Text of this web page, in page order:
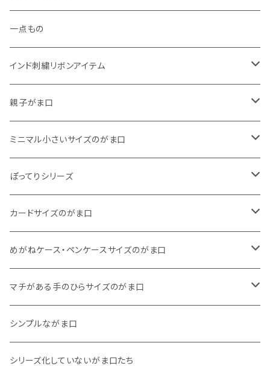
一点もの
インド刺繍リボンアイテム
がま口
巾着
親子がま口
・ ぷっくりタイプ
くったりコットンキャンバス
11号帆布
・ 四角いマチのたっぷりサイズ
くったりコットンキャンバス
11号帆布
・ 四角いマチのスリムコンパクトタイプ
くったりコットンキャンバス
11号帆布
・ マチなしスリムタイプ
くったりコットンキャンバス
リネン
ミニマル小さいサイズのがま口
・ くったりコットンキャンバス
・ リネン
・ 柄いろいろ
ぽってりシリーズ
・ がま口
・ 巾着ポーチ
カードサイズのがま口
・ くったりコットンキャンバス
・ 11号帆布
・ リネン
めがねケース・ペンケースサイズのがま口
・ くったりコットンキャンバス
・ 11号帆布
・ その他
マチがある手のひらサイズのがま口
・ 小さいサイズ
11号帆布
・ 中くらいのサイズ
シンプルながま口
シリーズ化していないがま口たち